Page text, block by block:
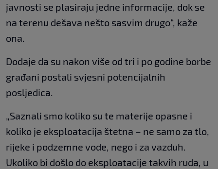
javnosti se plasiraju jedne informacije, dok se
na terenu dešava nešto sasvim drugo“, kaže
ona.
Dodaje da su nakon više od tri i po godine borbe
građani postali svjesni potencijalnih
posljedica.
„Saznali smo koliko su te materije opasne i
koliko je eksploatacija štetna – ne samo za tlo,
rijeke i podzemne vode, nego i za vazduh.
Ukoliko bi došlo do eksploatacije takvih ruda, u